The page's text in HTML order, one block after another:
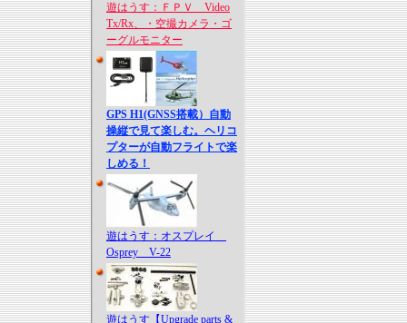
遊はうす：ＦＰＶ Video
Tx/Rx、・空撮カメラ・ゴ
ーグルモニター
GPS H1(GNSS搭載）自動
操縦で見て楽しむ。ヘリコ
プターが自動フライトで楽
しめる！
遊はうす：オスプレイ
Osprey V-22
遊はうす【Upgrade parts &